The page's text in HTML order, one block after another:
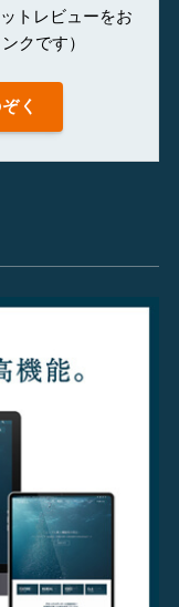
トレビューをお
クです）
く